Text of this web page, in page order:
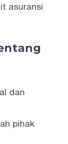
asuransi
dan
pihak